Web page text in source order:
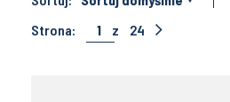
Strona:
1 z 24